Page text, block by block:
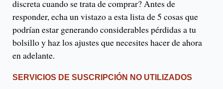
discreta cuando se trata de comprar? Antes de
responder, echa un vistazo a esta lista de 5 cosas que
podrían estar generando considerables pérdidas a tu
bolsillo y haz los ajustes que necesites hacer de ahora
en adelante.
SERVICIOS DE SUSCRIPCIÓN NO UTILIZADOS